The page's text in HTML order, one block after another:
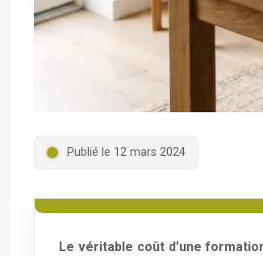
Publié le 12 mars 2024
Le véritable coût d’une